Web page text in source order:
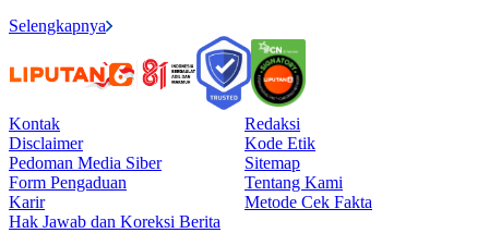
Selengkapnya
Kontak
Redaksi
Disclaimer
Kode Etik
Pedoman Media Siber
Sitemap
Form Pengaduan
Tentang Kami
Karir
Metode Cek Fakta
Hak Jawab dan Koreksi Berita